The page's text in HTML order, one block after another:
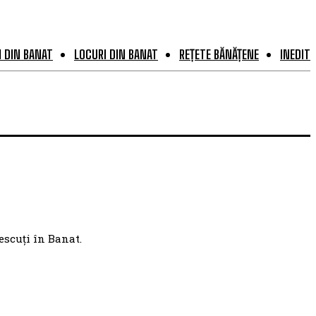
DIN BANAT LOCURI DIN BANAT REȚETE BĂNĂȚENE INEDIT
în Banat.